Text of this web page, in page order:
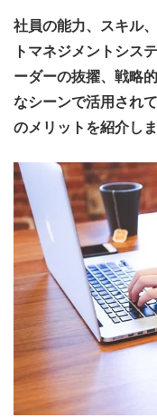
社員の能力、スキル
トマネジメントシス
ーダーの抜擢、戦略
なシーンで活用され
のメリットを紹介しま